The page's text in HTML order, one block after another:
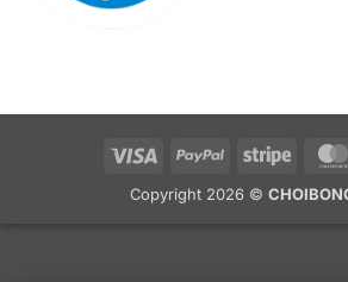
Visa PayPal Stripe
Copyright 2026 ©